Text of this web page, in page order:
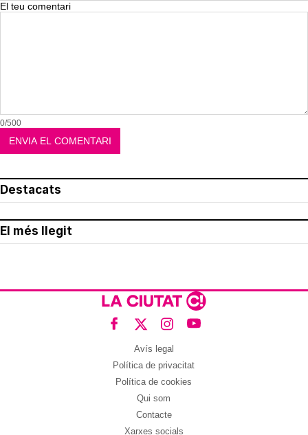
El teu comentari
0/500
Destacats
El més llegit
Avís legal
Política de privacitat
Política de cookies
Qui som
Contacte
Xarxes socials